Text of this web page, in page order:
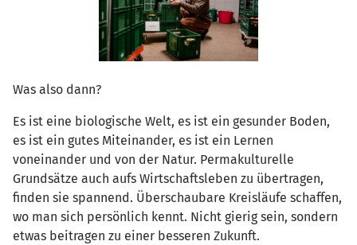
Was also dann?
Es ist eine biologische Welt, es ist ein gesunder Boden,
es ist ein gutes Miteinander, es ist ein Lernen
voneinander und von der Natur. Permakulturelle
Grundsätze auch aufs Wirtschaftsleben zu übertragen,
finden sie spannend. Überschaubare Kreisläufe schaffen,
wo man sich persönlich kennt. Nicht gierig sein, sondern
etwas beitragen zu einer besseren Zukunft.